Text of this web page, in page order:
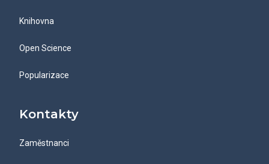
Knihovna
Open Science
Popularizace
Kontakty
Zaměstnanci